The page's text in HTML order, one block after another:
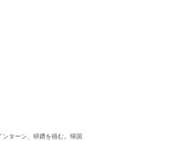
ターン、研鑽を積む。帰国